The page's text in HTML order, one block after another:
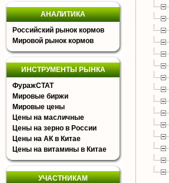
АНАЛИТИКА
Российский рынок кормов
Мировой рынок кормов
ИНСТРУМЕНТЫ РЫНКА
ФуражСТАТ
Мировые биржи
Мировые цены
Цены на масличные
Цены на зерно в России
Цены на АК в Китае
Цены на витамины в Китае
УЧАСТНИКАМ